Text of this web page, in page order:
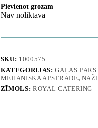
Pievienot grozam
Nav noliktavā
SKU: 1000575
KATEGORIJAS:GAĻAS
MEHĀNISKA APSTRĀDE,
ZĪMOLS: ROYAL CATERING